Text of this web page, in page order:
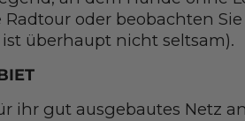
oder beobachten
überhaupt nicht seltsam).
ihr gut ausgebautes Netz